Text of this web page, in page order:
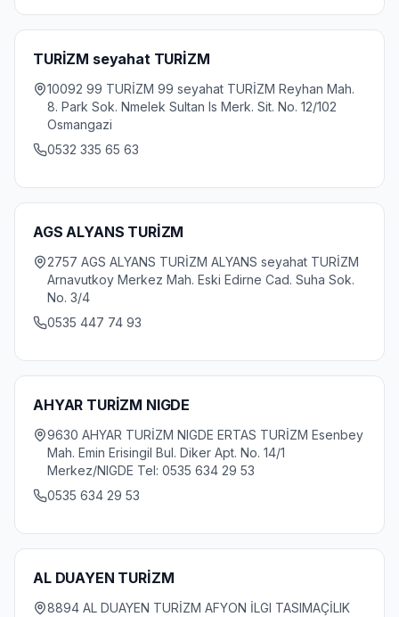
TURİZM seyahat TURİZM
10092 99 TURİZM 99 seyahat TURİZM Reyhan Mah.
8. Park Sok. Nmelek Sultan Is Merk. Sit. No. 12/102
Osmangazi
0532 335 65 63
AGS ALYANS TURİZM
2757 AGS ALYANS TURİZM ALYANS seyahat TURİZM
Arnavutkoy Merkez Mah. Eski Edirne Cad. Suha Sok.
No. 3/4
0535 447 74 93
AHYAR TURİZM NIGDE
9630 AHYAR TURİZM NIGDE ERTAS TURİZM Esenbey
Mah. Emin Erisingil Bul. Diker Apt. No. 14/1
Merkez/NIGDE Tel: 0535 634 29 53
0535 634 29 53
AL DUAYEN TURİZM
8894 AL DUAYEN TURİZM AFYON İLGI TASIMAÇİLIK